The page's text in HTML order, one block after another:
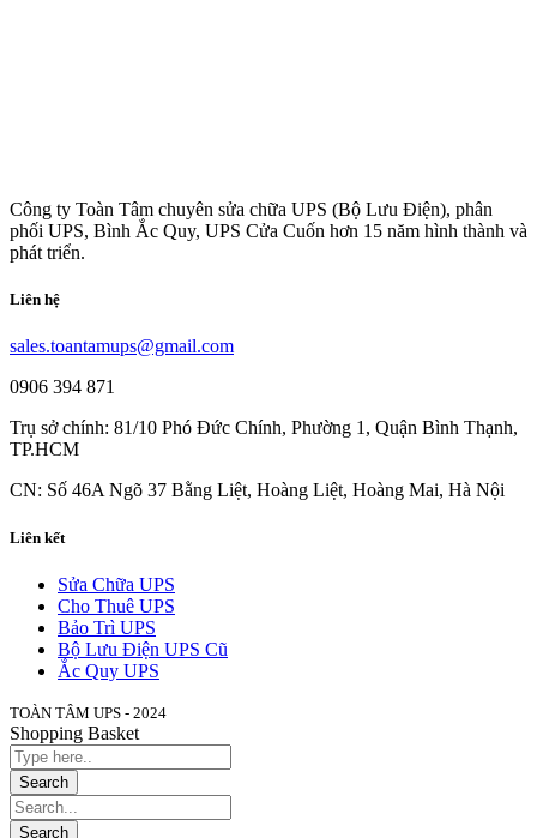
Công ty Toàn Tâm chuyên sửa chữa UPS (Bộ Lưu Điện), phân
phối UPS, Bình Ắc Quy, UPS Cửa Cuốn hơn 15 năm hình thành và
phát triển.
Liên hệ
sales.toantamups@gmail.com
0906 394 871
Trụ sở chính: 81/10 Phó Đức Chính, Phường 1, Quận Bình Thạnh,
TP.HCM
CN: Số 46A Ngõ 37 Bằng Liệt, Hoàng Liệt, Hoàng Mai, Hà Nội
Liên kết
Sửa Chữa UPS
Cho Thuê UPS
Bảo Trì UPS
Bộ Lưu Điện UPS Cũ
Ắc Quy UPS
TOÀN TÂM UPS - 2024
Shopping Basket